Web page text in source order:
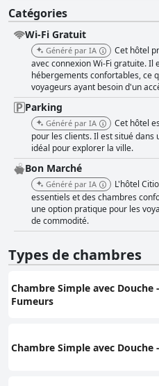
Catégories
Wi-Fi Gratuit
Généré par IA
Cet hôtel
avec connexion Wi-Fi gratuite. Il
hébergements confortables, ce
voyageurs ayant besoin d'un
Parking
Généré par IA
Cet hôtel
pour les clients. Il est situé
idéal pour explorer la ville.
Bon Marché
Généré par IA
L'hôtel
essentiels et des chambres
une option pratique pour les
de commodité.
Types de chambres
Chambre Simple avec Douche
Fumeurs
Chambre Simple avec Douche